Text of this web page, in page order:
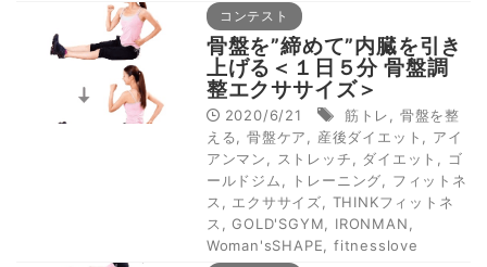
コンテスト
骨盤を”締めて”内臓を引き
上げる＜１日５分 骨盤調
整エクササイズ＞
2020/6/21 筋トレ
骨盤を整
える
骨盤ケア 産後ダイエット
アイ
アンマン
ストレッチ ダイエット
ゴ
ールドジム
トレーニング
フィットネ
ス
エクササイズ
THINKフィットネ
ス
,GOLD'SGYM IRONMAN
Woman'sSHAPE
fitnesslove